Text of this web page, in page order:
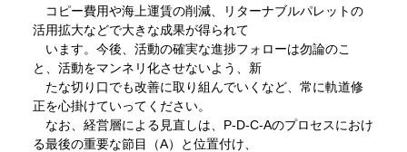
コピー費用や海上運賃の削減、リターナブルパレットの
活用拡大などで大きな成果が得られて
います。今後、活動の確実な進捗フォローは勿論のこ
と、活動をマンネリ化させないよう、新
たな切り口でも改善に取り組んでいくなど、常に軌道修
正を心掛けていってください。
なお、経営層による見直しは、P-D-C-Aのプロセスにおけ
る最後の重要な節目（A）と位置付け、